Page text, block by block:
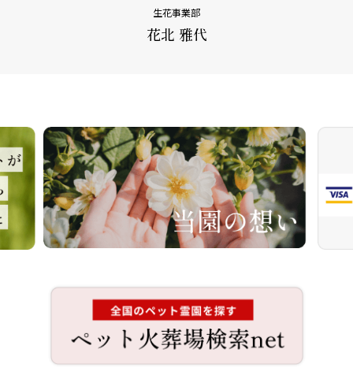
生花事業部
花北 雅代